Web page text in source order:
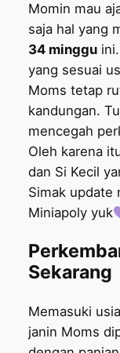
Momin mau
saja hal yang
34 mingguini.
yang sesuai
Moms tetap
kandungan.
mencegah
Oleh karena
dan Si Kecil
Simak update
Miniapoly yuk
Sekarang
Memasuki
janin Moms